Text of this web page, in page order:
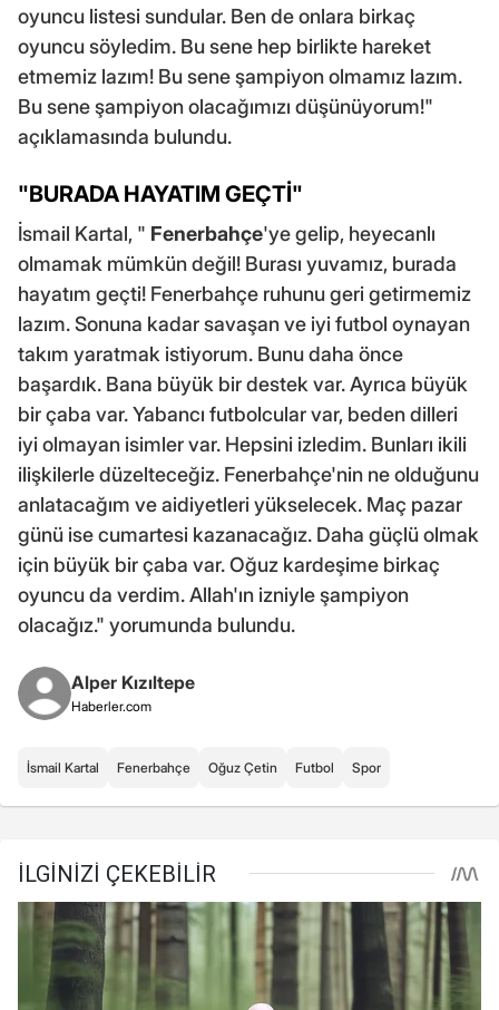
oyuncu listesi sundular. Ben de onlara birkaç
oyuncu söyledim. Bu sene hep birlikte hareket
etmemiz lazım! Bu sene şampiyon olmamız lazım.
Bu sene şampiyon olacağımızı düşünüyorum!"
açıklamasında bulundu.
"BURADA HAYATIM GEÇTİ"
İsmail Kartal, " Fenerbahçe'ye gelip, heyecanlı
olmamak mümkün değil! Burası yuvamız, burada
hayatım geçti! Fenerbahçe ruhunu geri getirmemiz
lazım. Sonuna kadar savaşan ve iyi futbol oynayan
takım yaratmak istiyorum. Bunu daha önce
başardık. Bana büyük bir destek var. Ayrıca büyük
bir çaba var. Yabancı futbolcular var, beden dilleri
iyi olmayan isimler var. Hepsini izledim. Bunları ikili
ilişkilerle düzelteceğiz. Fenerbahçe'nin ne olduğunu
anlatacağım ve aidiyetleri yükselecek. Maç pazar
günü ise cumartesi kazanacağız. Daha güçlü olmak
için büyük bir çaba var. Oğuz kardeşime birkaç
oyuncu da verdim. Allah'ın izniyle şampiyon
olacağız." yorumunda bulundu.
Alper Kızıltepe
Haberler.com
İsmail Kartal Fenerbahçe Oğuz Çetin Futbol Spor